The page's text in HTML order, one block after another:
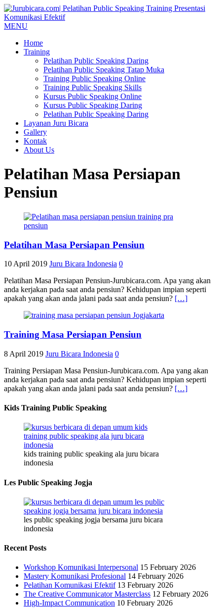
MENU
Home
Training
Pelatihan Public Speaking Daring
Pelatihan Public Speaking Tatap Muka
Training Public Speaking Online
Training Public Speaking Skills
Kursus Public Speaking Online
Kursus Public Speaking Daring
Pelatihan Public Speaking Daring
Layanan Juru Bicara
Gallery
Kontak
About Us
Pelatihan Masa Persiapan
Pensiun
Pelatihan Masa Persiapan Pensiun
10 April 2019 Juru Bicara Indonesia 0
Pelatihan Masa Persiapan Pensiun-Jurubicara.com. Apa yang akan
anda kerjakan pada saat anda pensiun? Kehidupan impian seperti
apakah yang akan anda jalani pada saat anda pensiun? […]
Training Masa Persiapan Pensiun
8 April 2019 Juru Bicara Indonesia 0
Training Persiapan Masa Pensiun-Jurubicara.com. Apa yang akan
anda kerjakan pada saat anda pensiun? Kehidupan impian seperti
apakah yang akan anda jalani pada saat anda pensiun? […]
Kids Training Public Speaking
kids training public speaking ala juru bicara
indonesia
Les Public Speaking Jogja
les public speaking jogja bersama juru bicara
indonesia
Recent Posts
Workshop Komunikasi Interpersonal 15 February 2026
Mastery Komunikasi Profesional 14 February 2026
Pelatihan Komunikasi Efektif 13 February 2026
The Creative Communicator Masterclass 12 February 2026
High-Impact Communication 10 February 2026